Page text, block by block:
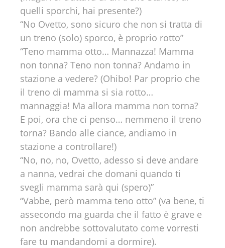
quelli sporchi, hai presente?)
“No Ovetto, sono sicuro che non si tratta di
un treno (solo) sporco, è proprio rotto”
“Teno mamma otto… Mannazza! Mamma
non tonna? Teno non tonna? Andamo in
stazione a vedere? (Ohibo! Par proprio che
il treno di mamma si sia rotto…
mannaggia! Ma allora mamma non torna?
E poi, ora che ci penso… nemmeno il treno
torna? Bando alle ciance, andiamo in
stazione a controllare!)
“No, no, no, Ovetto, adesso si deve andare
a nanna, vedrai che domani quando ti
svegli mamma sarà qui (spero)”
“Vabbe, però mamma teno otto” (va bene, ti
assecondo ma guarda che il fatto è grave e
non andrebbe sottovalutato come vorresti
fare tu mandandomi a dormire).